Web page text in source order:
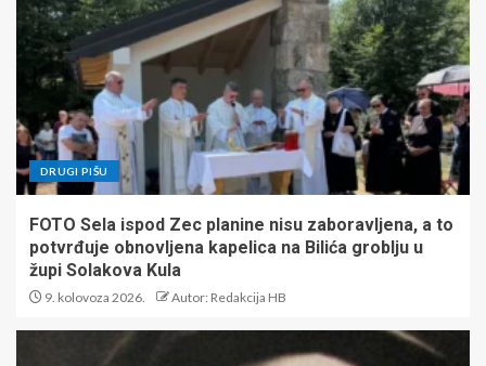
DRUGI PIŠU
FOTO Sela ispod Zec planine nisu zaboravljena, a to
potvrđuje obnovljena kapelica na Bilića groblju u
župi Solakova Kula
9. kolovoza 2026. Autor: Redakcija HB